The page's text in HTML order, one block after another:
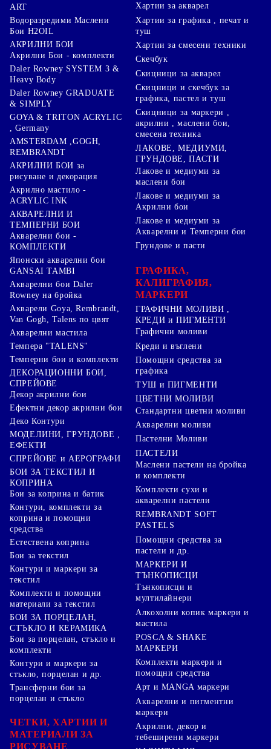
ART
Водоразредими Маслени
Бои H2OIL
АКРИЛНИ БОИ
Акрилни Бои - комплекти
Daler Rowney SYSTEM 3 &
Heavy Body
Daler Rowney GRADUATE
& SIMPLY
GOYA & TRITON АCRYLIC
, Germany
AMSTERDAM ,GOGH,
REMBRANDT
АКРИЛНИ БОИ за
рисуване и декорация
Акрилно мастило -
ACRYLIC INK
АКВАРЕЛНИ И
ТЕМПЕРНИ БОИ
Акварелни бои -
КОМПЛЕКТИ
Японски акварелни бои
GANSAI TAMBI
Акварелни бои Daler
Rowney на бройка
Акварели Goya, Rembrandt,
Van Gogh, Talens по цвят
Акварелни мастила
Темпера "TALENS"
Темперни бои и комплекти
ДЕКОРАЦИОННИ БОИ,
СПРЕЙОВЕ
Декор акрилни бои
Ефектни декор акрилни бои
Деко Контури
МОДЕЛИНИ, ГРУНДОВЕ ,
ЕФЕКТИ
СПРЕЙОВЕ и АЕРОГРАФИ
БОИ ЗА ТЕКСТИЛ И
КОПРИНА
Бои за коприна и батик
Контури, комплекти за
коприна и помощни
средства
Естествена коприна
Бои за текстил
Контури и маркери за
текстил
Комплекти и помощни
материали за текстил
БОИ ЗА ПОРЦЕЛАН,
СТЪКЛО И КЕРАМИКА
Бои за порцелан, стъкло и
комплекти
Контури и маркери за
стъкло, порцелан и др.
Трансферни бои за
порцелан и стъкло
ЧЕТКИ, ХАРТИИ И
МАТЕРИАЛИ ЗА
РИСУВАНЕ
Хартии за акварел
Хартии за графика , печат и
туш
Хартии за смесени техники
Скечбук
Скицници за акварел
Скицници и скечбук за
графика, пастел и туш
Скицници за маркери ,
акрилни , маслени бои,
смесена техника
ЛАКОВЕ, МЕДИУМИ,
ГРУНДОВЕ, ПАСТИ
Лакове и медиуми за
маслени бои
Лакове и медиуми за
Акрилни бои
Лакове и медиуми за
Акварелни и Темперни бои
Грундове и пасти
ГРАФИКА,
КАЛИГРАФИЯ,
МАРКЕРИ
ГРАФИЧНИ МОЛИВИ ,
КРЕДИ и ПИГМЕНТИ
Графични моливи
Креди и въглени
Помощни средства за
графика
ТУШ и ПИГМЕНТИ
ЦВЕТНИ МОЛИВИ
Стандартни цветни моливи
Акварелни моливи
Пастелни Моливи
ПАСТЕЛИ
Маслени пастели на бройка
и комплекти
Комплекти сухи и
акварелни пастели
REMBRANDT SOFT
PASTELS
Помощни средства за
пастели и др.
МАРКЕРИ И
ТЪНКОПИСЦИ
Тънкописци и
мултилайнери
Алкохолни копик маркери и
мастила
POSCA & SHAKE
МАРКЕРИ
Комплекти маркери и
помощни средства
Арт и MANGA маркери
Акварелни и пигментни
маркери
Акрилни, декор и
тебеширени маркери